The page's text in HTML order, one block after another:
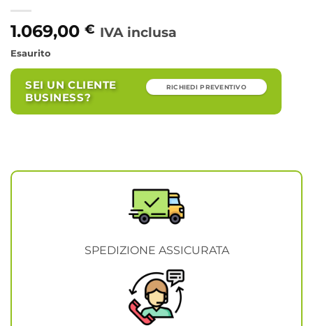
1.069,00 € IVA inclusa
Esaurito
SEI UN CLIENTE
BUSINESS?
RICHIEDI PREVENTIVO
SPEDIZIONE ASSICURATA